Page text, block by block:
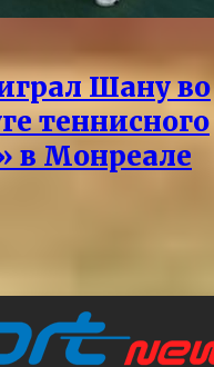
Шану во
теннисного
в Монреале